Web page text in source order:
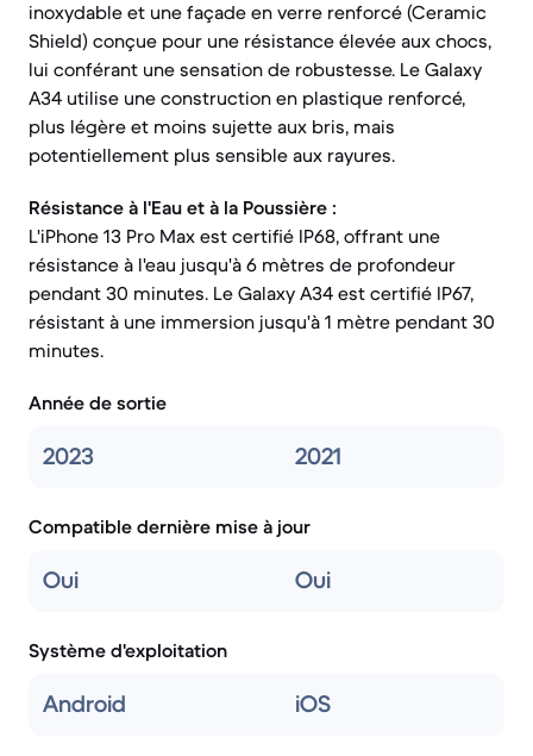
inoxydable et une façade en verre renforcé (Ceramic
Shield) conçue pour une résistance élevée aux chocs,
lui conférant une sensation de robustesse. Le Galaxy
A34 utilise une construction en plastique renforcé,
plus légère et moins sujette aux bris, mais
potentiellement plus sensible aux rayures.
Résistance à l'Eau et à la Poussière :
L'iPhone 13 Pro Max est certifié IP68, offrant une
résistance à l'eau jusqu'à 6 mètres de profondeur
pendant 30 minutes. Le Galaxy A34 est certifié IP67,
résistant à une immersion jusqu'à 1 mètre pendant 30
minutes.
Année de sortie
2023 2021
Compatible dernière mise à jour
Oui Oui
Système d'exploitation
Android iOS